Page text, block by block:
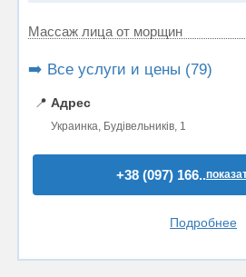
Массаж лица от морщин
➡️ Все услуги и цены (79)
📍 Адрес
Украинка, Будівельників, 1
+38 (097) 166..
Подробнее